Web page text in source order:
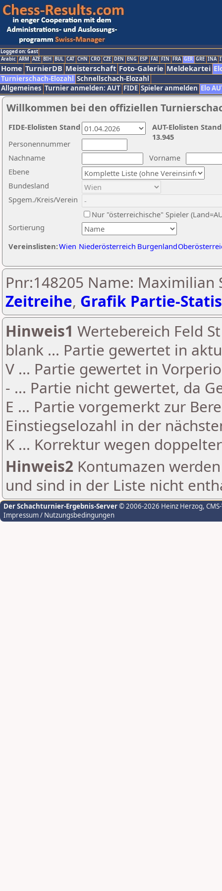
Logged on: Gast
Arabic ARM AZE BIH BUL CAT CHN CRO CZE DEN ENG ESP FAI FIN FRA GER GRE INA
Home TurnierDB Meisterschaft Foto-Galerie Meldekartei
Turnierschach-Elozahl Schnellschach-Elozahl
Allgemeines Turnier anmelden: AUT FIDE Spieler anmelden Elo
Willkommen bei den offiziellen
Nachname
Vorname
Ebene
Sortierung
Personennummer
Bundesland
Spgem./Kreis/Verein
Nur "österreichische" Spieler
Vereinslisten:Wien Niederösterreich Burgenland
AUT-Elolisten
13.945
FIDE-Elolisten Stand
Pnr:148205 Name: Maximilian
Zeitreihe, Grafik Partie-
Hinweis1 Wertebereich Feld
blank ... Partie gewertet in
V ... Partie gewertet in
- ... Partie nicht gewertet, da
E ... Partie vorgemerkt zur
Einstiegselozahl in der
K ... Korrektur wegen
Hinweis2 Kontumazen
und sind in der Liste nicht
Der Schachturnier-Ergebnis-Server© 2006-2026 Heinz Herzog,
Impressum / Nutzungsbedingungen